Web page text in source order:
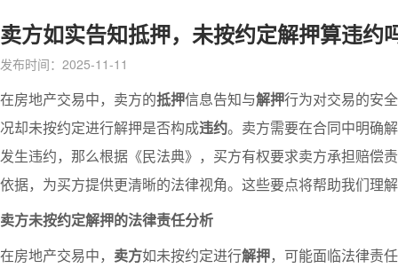
卖方如实告知抵押，未按约定解押算违约
发布时间：2025-11-11
在房地产交易中，卖方的抵押信息告知与解押行为对交易的安
况却未按约定进行解押是否构成违约。卖方需要在合同中明确
发生违约，那么根据《民法典》，买方有权要求卖方承担赔偿
依据，为买方提供更清晰的法律视角。这些要点将帮助我们理
卖方未按约定解押的法律责任分析
在房地产交易中， 卖方如未按约定进行解押，可能面临法律责